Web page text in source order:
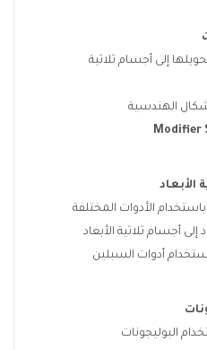
إلى أجسام ثلاثية
الهندسية
Modifier
باستخدام الأدوات المختلفة
إلى أجسام ثلاثية الأبعاد
أدوات السبلين
البوليجونات